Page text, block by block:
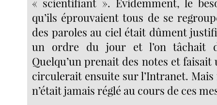
« scientifiant ». Evidemment, le
qu’ils éprouvaient tous de se
des paroles au ciel était dûment
un ordre du jour et l’on tâchait
Quelqu’un prenait des notes et faisait
circulerait ensuite sur l’Intranet.
n’était jamais réglé au cours de ces